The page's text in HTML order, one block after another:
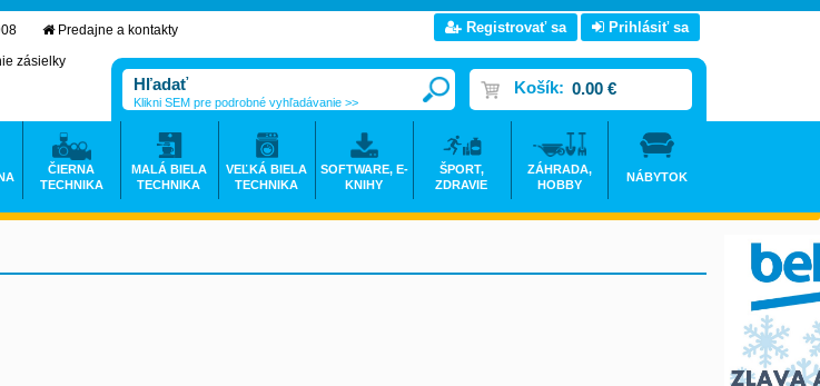
Predajne a kontakty
zásielky
Registrovať sa Prihlásiť sa
Košík: 0.00 €
Klikni SEM pre podrobné vyhľadávanie >>
ČIERNA
TECHNIKA
MALÁ BIELA
TECHNIKA
VEĽKÁ BIELA
TECHNIKA
SOFTWARE, E-
KNIHY
ŠPORT,
ZDRAVIE
ZÁHRADA,
HOBBY
NÁBYTOK